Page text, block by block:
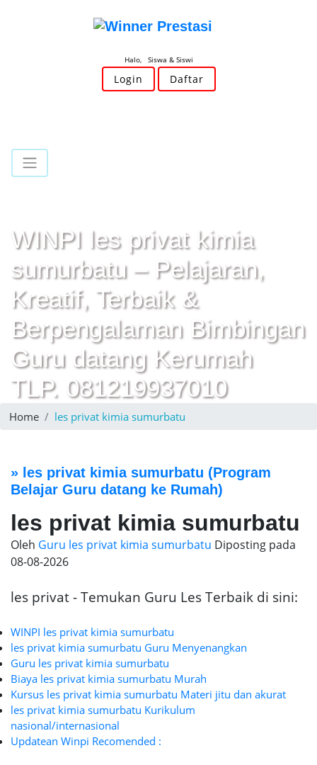
Halo, Siswa & Siswi
Login Daftar
WINPI les privat kimia
sumurbatu – Pelajaran,
Kreatif, Terbaik &
Berpengalaman Bimbingan
Guru datang Kerumah
TLP. 081219937010
Home les privat kimia sumurbatu
» les privat kimia sumurbatu (Program
Belajar Guru datang ke Rumah)
les privat kimia sumurbatu
Oleh Guru les privat kimia sumurbatu Diposting pada
08-08-2026
les privat - Temukan Guru Les Terbaik di sini:
WINPI les privat kimia sumurbatu
les privat kimia sumurbatu Guru Menyenangkan
Guru les privat kimia sumurbatu
Biaya les privat kimia sumurbatu Murah
Kursus les privat kimia sumurbatu Materi jitu dan akurat
les privat kimia sumurbatu Kurikulum
nasional/internasional
Updatean Winpi Recomended :